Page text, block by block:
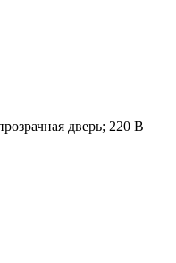
дверь; 220 В